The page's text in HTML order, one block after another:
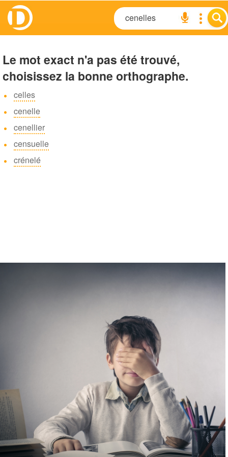
Le mot exact n'a pas été trouvé,
choisissez la bonne orthographe.
celles
cenelle
cenellier
censuelle
crénelé